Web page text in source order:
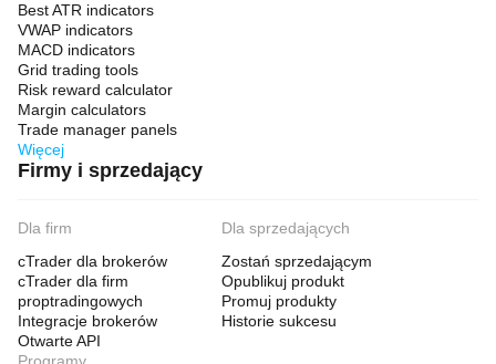
Best ATR indicators
VWAP indicators
MACD indicators
Grid trading tools
Risk reward calculator
Margin calculators
Trade manager panels
Więcej
Firmy i sprzedający
Dla firm
cTrader dla brokerów
cTrader dla firm
proptradingowych
Integracje brokerów
Otwarte API
Dla sprzedających
Zostań sprzedającym
Opublikuj produkt
Promuj produkty
Historie sukcesu